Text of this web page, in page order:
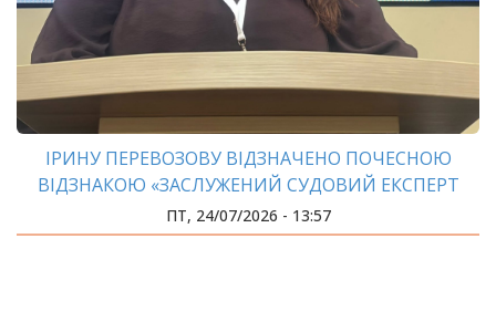
ІРИНУ ПЕРЕВОЗОВУ ВІДЗНАЧЕНО ПОЧЕСНОЮ
ВІДЗНАКОЮ «ЗАСЛУЖЕНИЙ СУДОВИЙ ЕКСПЕРТ
СОЮЗУ ЕКСПЕРТІВ УКРАЇНИ»
ПТ, 24/07/2026 - 13:57